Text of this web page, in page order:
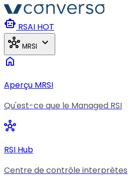
Aller au contenu principal
smart_toy RSAI HOT
hub MRSI expand_more
home
Aperçu MRSI
Qu'est-ce que le Managed RSI
hub
RSI Hub
Centre de contrôle interprètes